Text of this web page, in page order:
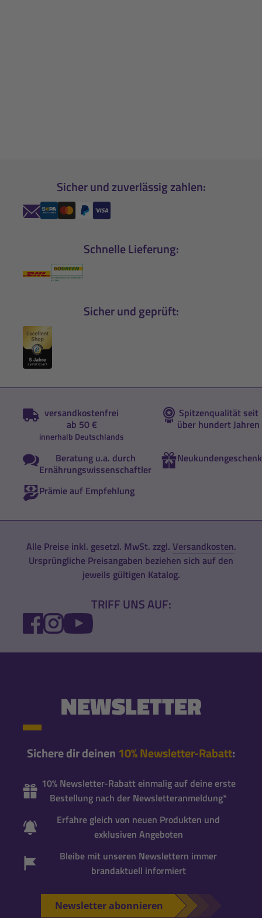
Sicher und zuverlässig zahlen:
Schnelle Lieferung:
Sicher und geprüft:
versandkostenfrei
ab 50 €
innerhalb Deutschlands
Spitzenqualität seit
über hundert Jahren
Beratung u.a. durch
Ernährungswissenschaftler
Neukundengeschenk
Prämie auf Empfehlung
Alle Preise inkl. gesetzl. MwSt. zzgl. Versandkosten.
Ursprüngliche Preisangaben beziehen sich auf den
jeweils gültigen Katalog.
TRIFF UNS AUF:
FACEBOOK
INSTAGRAM
YOUTUBE
NEWSLETTER
Sichere dir deinen 10% Newsletter-Rabatt:
10% Newsletter-Rabatt einmalig auf deine erste
Bestellung nach der Newsletteranmeldung*
Erfahre gleich von neuen Produkten und
exklusiven Angeboten
Bleibe mit unseren Newslettern immer
brandaktuell informiert
Newsletter abonnieren